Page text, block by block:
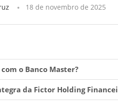
18 de novembro de 2025
o Banco Master?
da Fictor Holding